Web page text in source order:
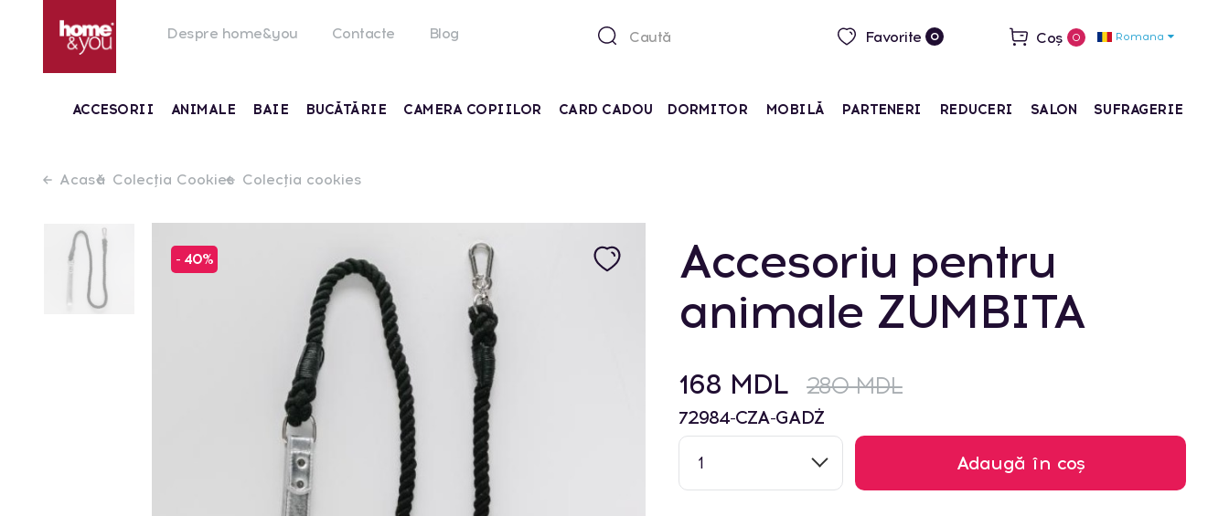
Despre home&you Contacte Blog Favorite 0 Coș 0 Romana
ACCESORII ANIMALE BAIE BUCĂTĂRIE CAMERA COPIILOR CARD CADOU DORMITOR MOBILĂ PARTENERI REDUCERI SALON SUFRAGERIE
Acasă Colecția Cookies Colecția cookies
- 40%
Accesoriu pentru
animale ZUMBITA
168 MDL 280 MDL
72984-CZA-GADŻ
1 Adaugă în coș